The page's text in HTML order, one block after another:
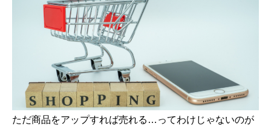
ただ商品をアップすれば売れる…ってわけじゃないのが